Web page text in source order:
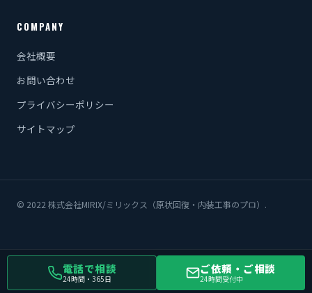
COMPANY
会社概要
お問い合わせ
プライバシーポリシー
サイトマップ
© 2022 株式会社MIRIX/ミリックス（原状回復・内装工事のプロ）.
電話で相談
24時間・365日
ご依頼・ご相談
24時間受付中